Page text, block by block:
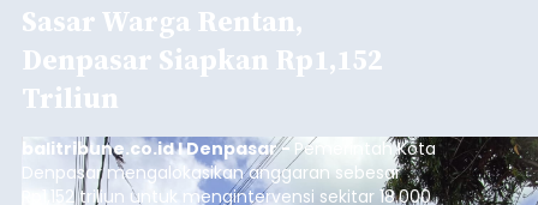
Sasar Warga Rentan,
Denpasar Siapkan Rp1,152
Triliun
balitribune.co.id I Denpasar - Pemerintah Kota
Denpasar mengalokasikan anggaran sebesar
Rp1,152 triliun untuk mengintervensi sekitar 18.000